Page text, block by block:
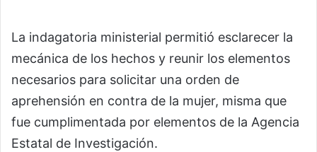
La indagatoria ministerial permitió esclarecer la
mecánica de los hechos y reunir los elementos
necesarios para solicitar una orden de
aprehensión en contra de la mujer, misma que
fue cumplimentada por elementos de la Agencia
Estatal de Investigación.